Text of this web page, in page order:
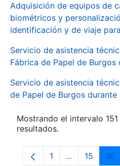
Adquisición de equipos de
biométricos y
identificación y de viaje
Servicio de asistencia
Fábrica de Papel de Burgos
Servicio de asistencia
de Papel de Burgos durante
Mostrando el intervalo
resultados.
Página
1 ...PáginasPágina
15 16